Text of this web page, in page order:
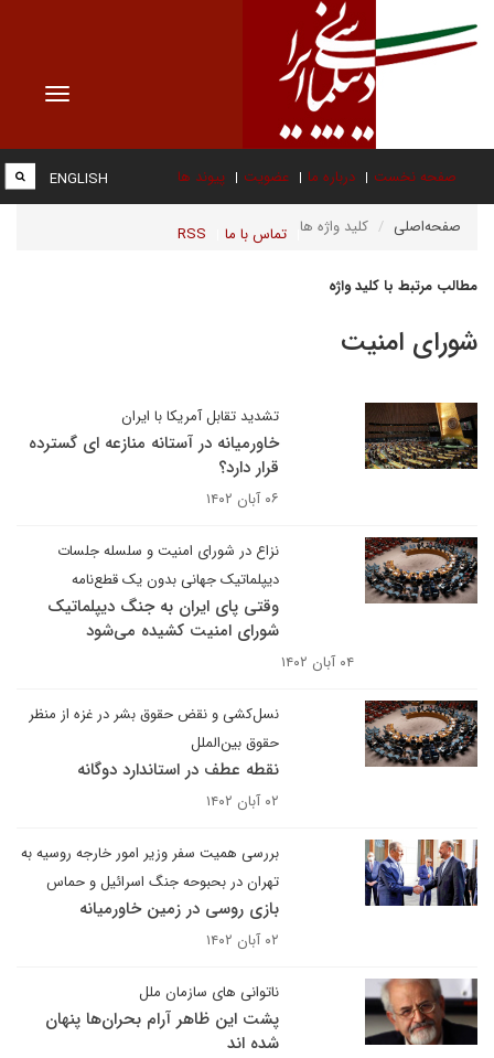
Toggle
صفحه نخست درباره ما عضویت پیوند ها
تماس با ما RSS
ENGLISH
صفحه‌اصلی کلید واژه ها
مطالب مرتبط با کلید واژه
شورای امنیت
تشدید تقابل آمریکا با ایران
خاورمیانه در آستانه منازعه ای گسترده
قرار دارد؟
۰۶ آبان ۱۴۰۲
نزاع در شورای امنیت و سلسله جلسات
دیپلماتیک جهانی بدون یک قطع‌نامه
‌وقتی پای ایران به جنگ دیپلماتیک
شورای امنیت کشیده می‌شود
۰۴ آبان ۱۴۰۲
نسل‌کشی و نقض حقوق بشر در غزه از منظر
حقوق بین‌الملل
نقطه عطف در استاندارد دوگانه
۰۲ آبان ۱۴۰۲
بررسی همیت سفر وزیر امور خارجه روسیه به
تهران در بحبوحه جنگ اسرائیل و حماس
بازی روسی در زمین خاورمیانه
۰۲ آبان ۱۴۰۲
ناتوانی های سازمان ملل
پشت این ظاهر آرام بحران‌ها پنهان
شده اند